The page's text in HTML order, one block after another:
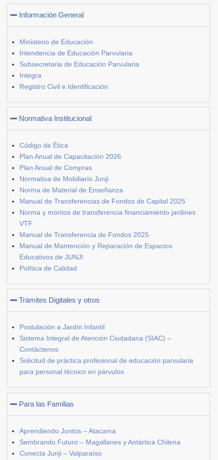
Información General
Ministerio de Educación
Intendencia de Educación Parvularia
Subsecretaria de Educación Parvularia
Integra
Registro Civil e Identificación
Normativa Institucional
Código de Ética
Plan Anual de Capacitación 2026
Plan Anual de Compras
Normativa de Mobiliario Junji
Norma de Material de Enseñanza
Manual de Transferencias de Fondos de Capital 2025
Norma y montos de transferencia financiamiento jardines
VTF
Manual de Transferencia de Fondos 2025
Manual de Mantención y Reparación de Espacios
Educativos de JUNJI
Política de Calidad
Trámites Digitales y otros
Postulación a Jardín Infantil
Sistema Integral de Atención Ciudadana (SIAC) –
Contáctenos
Solicitud de práctica profesional de educación parvularia
para personal técnico en párvulos
Para las Familias
Aprendiendo Juntos – Atacama
Sembrando Futuro – Magallanes y Antártica Chilena
Conecta Junji – Valparaíso